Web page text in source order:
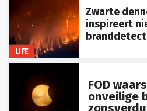
LIFE
Zwarte
inspireert
FOD
onveilige